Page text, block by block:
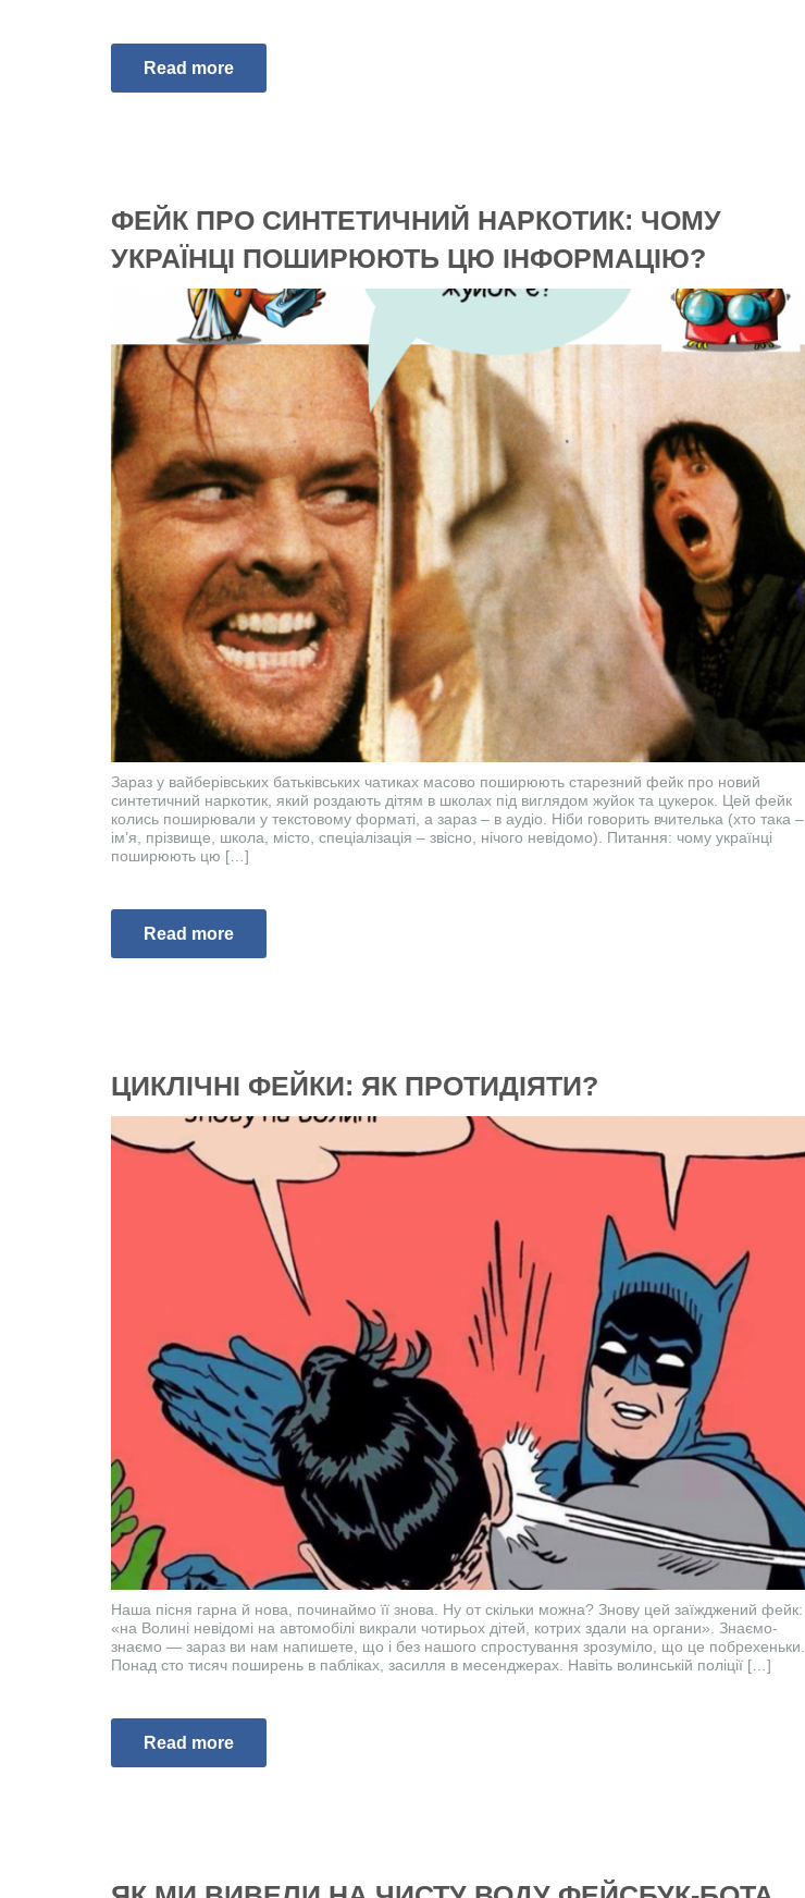
Read more
ФЕЙК ПРО СИНТЕТИЧНИЙ НАРКОТИК: ЧОМУ
УКРАЇНЦІ ПОШИРЮЮТЬ ЦЮ ІНФОРМАЦІЮ?
Зараз у вайберівських батьківських чатиках масово поширюють старезний фейк про новий
синтетичний наркотик, який роздають дітям в школах під виглядом жуйок та цукерок. Цей фейк
колись поширювали у текстовому форматі, а зараз – в аудіо. Ніби говорить вчителька (хто така –
ім’я, прізвище, школа, місто, спеціалізація – звісно, нічого невідомо). Питання: чому українці
поширюють цю […]
Read more
ЦИКЛІЧНІ ФЕЙКИ: ЯК ПРОТИДІЯТИ?
Наша пісня гарна й нова, починаймо її знова. Ну от скільки можна? Знову цей заїжджений фейк:
«на Волині невідомі на автомобілі викрали чотирьох дітей, котрих здали на органи». Знаємо-
знаємо — зараз ви нам напишете, що і без нашого спростування зрозуміло, що це побрехеньки.
Понад сто тисяч поширень в пабліках, засилля в месенджерах. Навіть волинській поліції […]
Read more